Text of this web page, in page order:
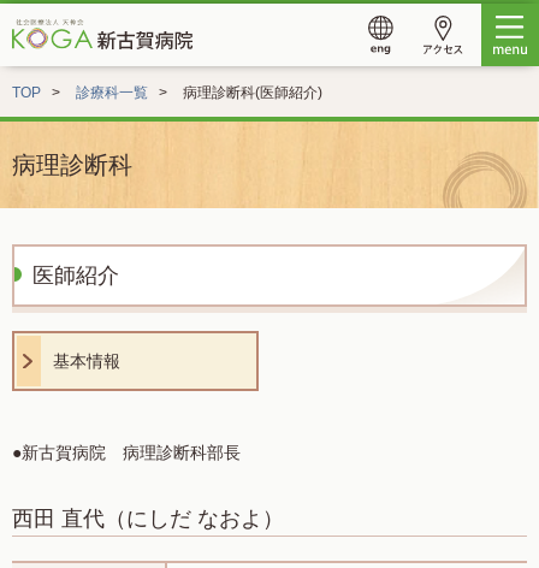
TOP 診療科一覧 病理診断科(医師紹介)
病理診断科
医師紹介
基本情報
●新古賀病院 病理診断科部長
西田 直代 （にしだ なおよ）